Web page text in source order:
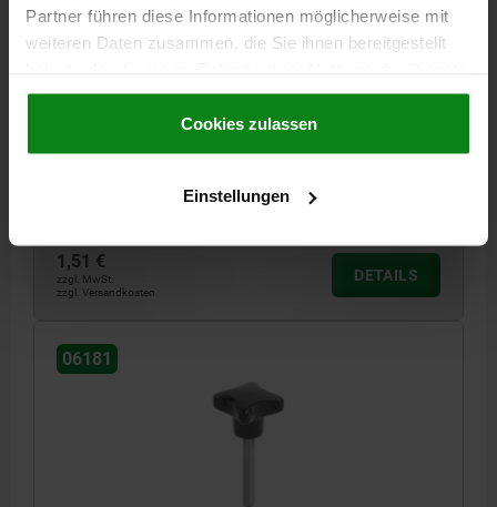
Partner führen diese Informationen möglicherweise mit
weiteren Daten zusammen, die Sie ihnen bereitgestellt
gesammelt haben.Cookie Richtlinien
Datenschutz|AGB
Cookies zulassen
Einstellungen
KREUZGRIFF ÄHNLICH DIN6335 M05X20, D1=25,
AUSSENDURCHMESSER=25 HÖHE=16 GEWINDE=M5
06181-52505X20
1,51 €
zzgl. MwSt.
zzgl. Versandkosten
DETAILS
06181